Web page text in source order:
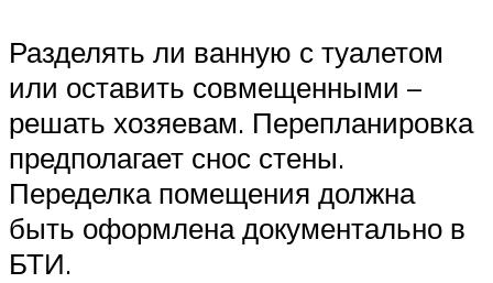
Разделять ли ванную с туалетом
или оставить совмещенными –
решать хозяевам. Перепланировка
предполагает снос стены.
Переделка помещения должна
быть оформлена документально в
БТИ.